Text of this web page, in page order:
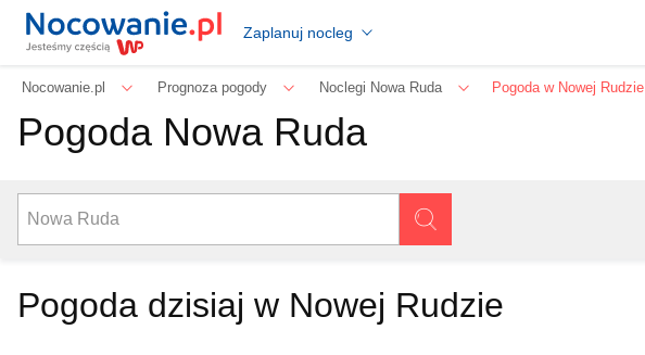
Zaplanuj nocleg
Nocowanie.pl Prognoza pogody Noclegi Nowa Ruda Pogoda w Nowej Rudzie
Pogoda Nowa Ruda
Pogoda dzisiaj w Nowej Rudzie